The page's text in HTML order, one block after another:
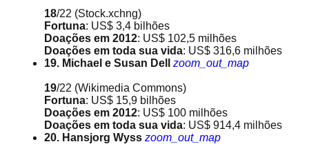
18/22 (Stock.xchng)
Fortuna: US$ 3,4 bilhões
Doações em 2012: US$ 102,5 milhões
Doações em toda sua vida: US$ 316,6 milhões
19. Michael e Susan Dell
zoom_out_map
19/22 (Wikimedia Commons)
Fortuna: US$ 15,9 bilhões
Doações em 2012: US$ 100 milhões
Doações em toda sua vida: US$ 914,4 milhões
20. Hansjorg Wyss zoom_out_map